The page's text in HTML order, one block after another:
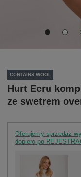
CONTAINS WOOL
Hurt Ecru
ze swetrem
Oferujemy sprzedaż
dopiero po